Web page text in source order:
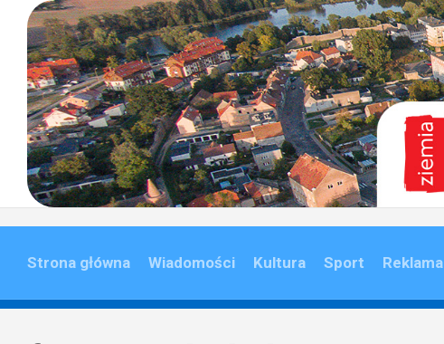
content
Strona główna Wiadomości Kultura Sport Reklama